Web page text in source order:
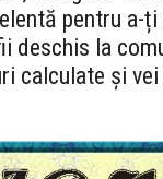
pentru a-
deschis la
calculate și